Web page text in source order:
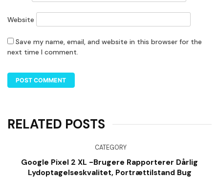
Website
Save my name, email, and website in this browser for the
next time I comment.
RELATED POSTS
CATEGORY
Google Pixel 2 XL -brugere Rapporterer Dårlig
Lydoptagelseskvalitet, Portrættilstand Bug